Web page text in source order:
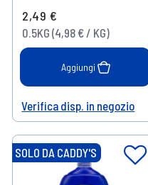
2,49 €
0.5KG (4,98 € / KG)
Aggiungi
Help
Verifica disp. in negozio
SOLO DA CADDY'S